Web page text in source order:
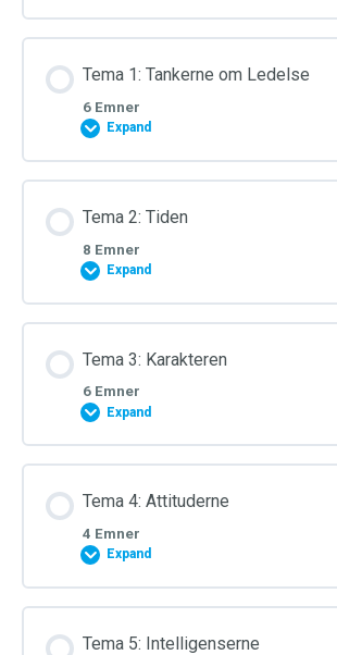
Tema 1: Tankerne om Ledelse
6 Emner
Expand
Tema 2: Tiden
8 Emner
Expand
Tema 3: Karakteren
6 Emner
Expand
Tema 4: Attituderne
4 Emner
Expand
Tema 5: Intelligenserne